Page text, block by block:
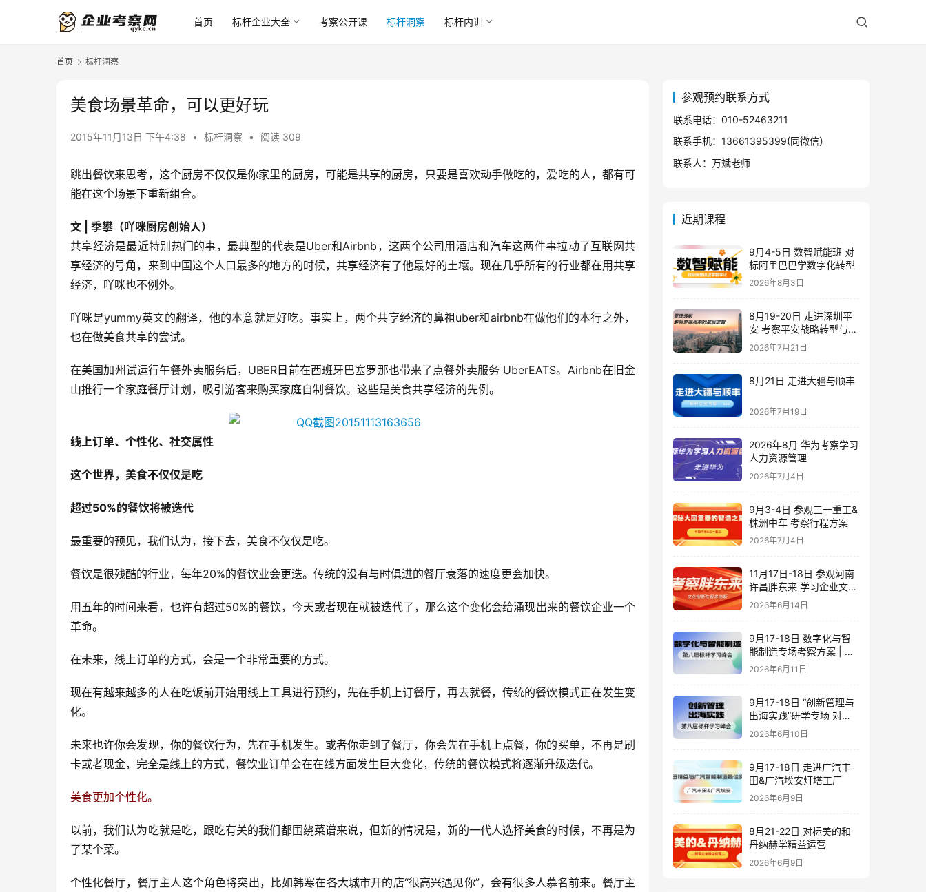
首页 标杆企业大全 考察公开课 标杆洞察 标杆内训
首页 标杆洞察
美食场景革命，可以更好玩
2015年11月13日 下午4:38 • 标杆洞察 • 阅读 309
跳出餐饮来思考，这个厨房不仅仅是你家里的厨房，可能是共享的厨房，只要是喜欢动手做吃的，爱吃的人，都有可
能在这个场景下重新组合。
文 | 季攀（吖咪厨房创始人）
共享经济是最近特别热门的事，最典型的代表是Uber和Airbnb，这两个公司用酒店和汽车这两件事拉动了互联网共
享经济的号角，来到中国这个人口最多的地方的时候，共享经济有了他最好的土壤。现在几乎所有的行业都在用共享
经济，吖咪也不例外。
吖咪是yummy英文的翻译，他的本意就是好吃。事实上，两个共享经济的鼻祖uber和airbnb在做他们的本行之外，
也在做美食共享的尝试。
在美国加州试运行午餐外卖服务后，UBER日前在西班牙巴塞罗那也带来了点餐外卖服务 UberEATS。Airbnb在旧金
山推行一个家庭餐厅计划，吸引游客来购买家庭自制餐饮。这些是美食共享经济的先例。
线上订单、个性化、社交属性
这个世界，美食不仅仅是吃
超过50%的餐饮将被迭代
最重要的预见，我们认为，接下去，美食不仅仅是吃。
餐饮是很残酷的行业，每年20%的餐饮业会更迭。传统的没有与时俱进的餐厅衰落的速度更会加快。
用五年的时间来看，也许有超过50%的餐饮，今天或者现在就被迭代了，那么这个变化会给涌现出来的餐饮企业一个
革命。
在未来，线上订单的方式，会是一个非常重要的方式。
现在有越来越多的人在吃饭前开始用线上工具进行预约，先在手机上订餐厅，再去就餐，传统的餐饮模式正在发生变
化。
未来也许你会发现，你的餐饮行为，先在手机发生。或者你走到了餐厅，你会先在手机上点餐，你的买单，不再是刷
卡或者现金，完全是线上的方式，餐饮业订单会在在线方面发生巨大变化，传统的餐饮模式将逐渐升级迭代。
美食更加个性化。
以前，我们认为吃就是吃，跟吃有关的我们都围绕菜谱来说，但新的情况是，新的一代人选择美食的时候，不再是为
了某个菜。
个性化餐厅，餐厅主人这个角色将突出，比如韩寒在各大城市开的店“很高兴遇见你”，会有很多人慕名前来。餐厅主
参观预约联系方式
联系电话：010-52463211
联系手机：13661395399(同微信）
联系人：万斌老师
近期课程
9月4-5日 数智赋能班 对
标阿里巴巴学数字化转型
2026年8月3日
8月19-20日 走进深圳平
安 考察平安战略转型与管
理实践
2026年7月21日
8月21日 走进大疆与顺丰
2026年7月19日
2026年8月 华为考察学习
人力资源管理
2026年7月4日
9月3-4日 参观三一重工&
株洲中车 考察行程方案
2026年7月4日
11月17日-18日 参观河南
许昌胖东来 学习企业文化
创新与服务创新
2026年6月14日
9月17-18日 数字化与智
能制造专场考察方案 | 对
标潍柴·豪迈·海尔·歌尔_标
2026年6月11日
9月17-18日 “创新管理与
出海实践”研学专场 对标
潍柴&豪迈&海尔&歌尔
2026年6月10日
9月17-18日 走进广汽丰
田&广汽埃安灯塔工厂
2026年6月9日
8月21-22日 对标美的和
丹纳赫学精益运营
2026年6月9日